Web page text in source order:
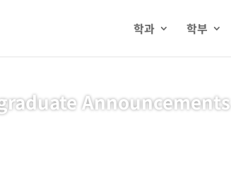
학과 학부
Announcements